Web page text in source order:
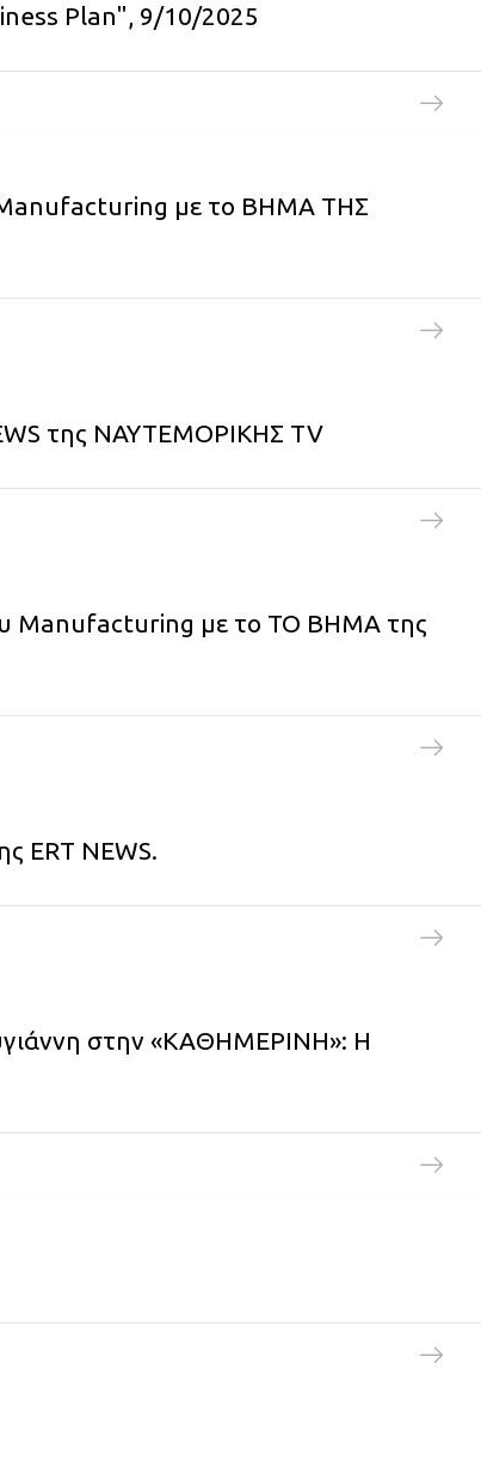
Plan", 9/10/2025
Manufacturing με το ΒΗΜΑ ΤΗΣ
της ΝΑΥΤΕΜΟΡΙΚΗΣ TV
Manufacturing με το ΤΟ ΒΗΜΑ της
ERT NEWS.
στην «ΚΑΘΗΜΕΡΙΝΗ»: Η